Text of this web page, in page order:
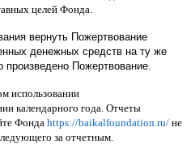
целей Фонда
вернуть Пожертвование
денежных средств на ту же
произведено Пожертвование.
использовании
календарного года Отчеты
Фонда https://baikalfoundation.ru/ не
за отчетным